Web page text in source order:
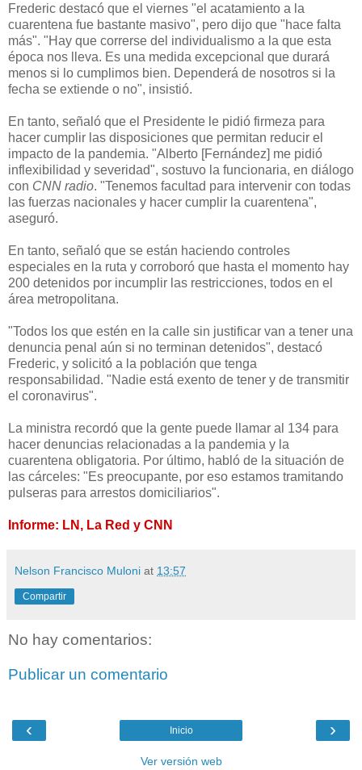
Frederic destacó que el viernes "el acatamiento a la
cuarentena fue bastante masivo", pero dijo que "hace falta
más". "Hay que correrse del individualismo a la que esta
época nos lleva. Es una medida excepcional que durará
menos si lo cumplimos bien. Dependerá de nosotros si la
fecha se extiende o no", insistió.
En tanto, señaló que el Presidente le pidió firmeza para
hacer cumplir las disposiciones que permitan reducir el
impacto de la pandemia. "Alberto [Fernández] me pidió
inflexibilidad y severidad", sostuvo la funcionaria, en diálogo
con CNN radio. "Tenemos facultad para intervenir con todas
las fuerzas nacionales y hacer cumplir la cuarentena",
aseguró.
En tanto, señaló que se están haciendo controles
especiales en la ruta y corroboró que hasta el momento hay
200 detenidos por incumplir las restricciones, todos en el
área metropolitana.
"Todos los que estén en la calle sin justificar van a tener una
denuncia penal aún si no terminan detenidos", destacó
Frederic, y solicitó a la población que tenga
responsabilidad. "Nadie está exento de tener y de transmitir
el coronavirus".
La ministra recordó que la gente puede llamar al 134 para
hacer denuncias relacionadas a la pandemia y la
cuarentena obligatoria. Por último, habló de la situación de
las cárceles: "Es preocupante, por eso estamos tramitando
pulseras para arrestos domiciliarios".
Informe: LN, La Red y CNN
Nelson Francisco Muloni at 13:57
Compartir
No hay comentarios:
Publicar un comentario
‹ ›
Inicio
Ver versión web